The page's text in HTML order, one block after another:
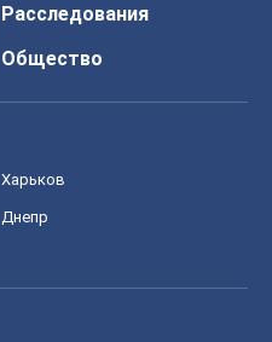
Расследования
Общество
Харьков
Днепр